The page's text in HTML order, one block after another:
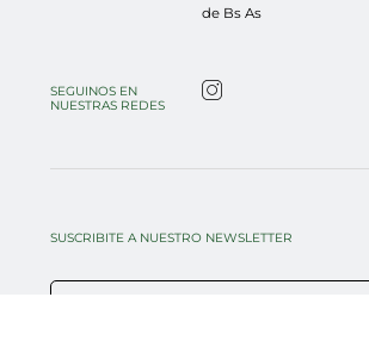
de Bs As
SEGUINOS EN
NUESTRAS REDES
SUSCRIBITE A NUESTRO NEWSLETTER